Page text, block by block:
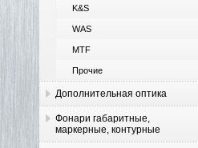
K&S
WAS
MTF
Прочие
Дополнительная оптика
Фонари габаритные,
маркерные, контурные